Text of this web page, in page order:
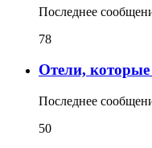
Последнее
78
Отели,
Последнее
50